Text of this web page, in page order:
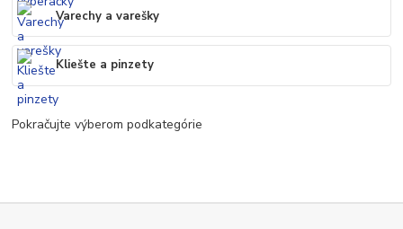
Varechy a varešky
Kliešte a pinzety
Pokračujte výberom podkategórie